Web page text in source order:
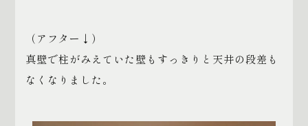
（アフター↓）
真壁で柱がみえていた壁もすっきりと天井の段差も
なくなりました。